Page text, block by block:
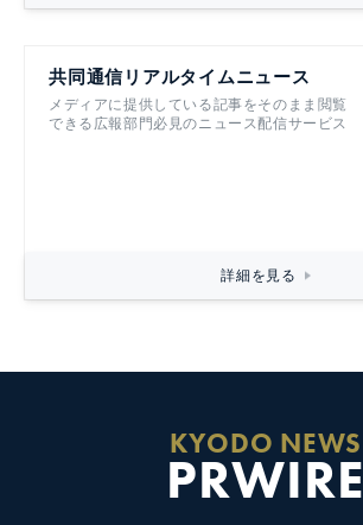
共同通信リアルタイムニュース
メディアに提供している記事をそのまま閲覧
できる広報部門必見のニュース配信サービス
詳細を見る
KYODO NEWS
PRWIRE